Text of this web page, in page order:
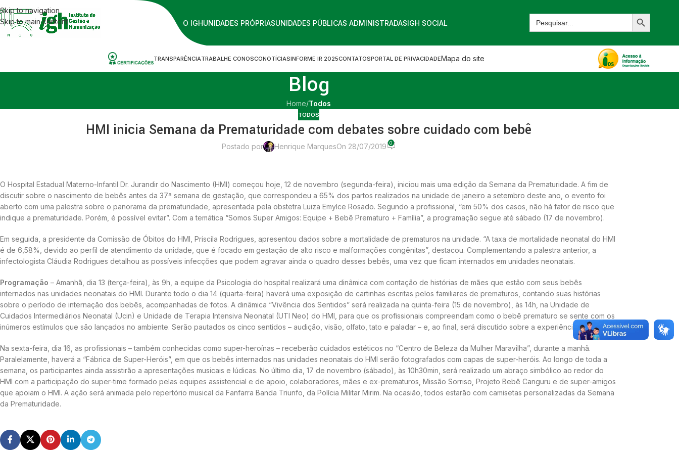
Skip to navigation
Skip to main content
O IGHUNIDADES PRÓPRIASUNIDADES PÚBLICAS ADMINISTRADASIGH SOCIAL
TRANSPARÊNCIATRABALHE CONOSCONOTÍCIASINFORME IR 2025CONTATOSPORTAL DE PRIVACIDADEMapa do site
Blog
Home/Todos
TODOS
HMI inicia Semana da Prematuridade com debates sobre cuidado com bebê
Postado por Henrique MarquesOn 28/07/2019 0
O Hospital Estadual Materno-Infantil Dr. Jurandir do Nascimento (HMI) começou hoje, 12 de novembro (segunda-feira), iniciou mais uma edição da Semana da Prematuridade. A fim de
discutir sobre o nascimento de bebês antes da 37ª semana de gestação, que correspondeu a 65% dos partos realizados na unidade de janeiro a setembro deste ano, o evento foi
aberto com uma palestra sobre o panorama da prematuridade, apresentada pela obstetra Luiza Emylce Rosado. Segundo a profissional, “em 50% dos casos, não há fator de risco que
indique a prematuridade. Porém, é possível evitar”. Com a temática “Somos Super Amigos: Equipe + Bebê Prematuro + Família”, a programação segue até sábado (17 de novembro).
Em seguida, a presidente da Comissão de Óbitos do HMI, Priscila Rodrigues, apresentou dados sobre a mortalidade de prematuros na unidade. “A taxa de mortalidade neonatal do HMI
é de 6,58%, devido ao perfil de atendimento da unidade, que é focado em gestação de alto risco e malformações congênitas”, destacou. Complementando a palestra anterior, a
infectologista Cláudia Rodrigues detalhou as possíveis infecções que podem agravar ainda o quadro desses bebês, uma vez que ficam internados em unidades neonatais.
Programação – Amanhã, dia 13 (terça-feira), às 9h, a equipe da Psicologia do hospital realizará uma dinâmica com contação de histórias de mães que estão com seus bebês
internados nas unidades neonatais do HMI. Durante todo o dia 14 (quarta-feira) haverá uma exposição de cartinhas escritas pelos familiares de prematuros, contando suas histórias
sobre o período de internação dos bebês, acompanhadas de fotos. A dinâmica “Vivência dos Sentidos” será realizada na quinta-feira (15 de novembro), às 14h, na Unidade de
Cuidados Intermediários Neonatal (Ucin) e Unidade de Terapia Intensiva Neonatal (UTI Neo) do HMI, para que os profissionais compreendam como o bebê prematuro se sente com os
inúmeros estímulos que são lançados no ambiente. Serão pautados os cinco sentidos – audição, visão, olfato, tato e paladar – e, ao final, será discutido sobre a experiência vivida.
Na sexta-feira, dia 16, as profissionais – também conhecidas como super-heroínas – receberão cuidados estéticos no “Centro de Beleza da Mulher Maravilha”, durante a manhã.
Paralelamente, haverá a “Fábrica de Super-Heróis”, em que os bebês internados nas unidades neonatais do HMI serão fotografados com capas de super-heróis. Ao longo de toda a
semana, os participantes ainda assistirão a apresentações musicais e lúdicas. No último dia, 17 de novembro (sábado), às 10h30min, será realizado um abraço simbólico ao redor do
HMI com a participação do super-time formado pelas equipes assistencial e de apoio, colaboradores, mães e ex-prematuros, Missão Sorriso, Projeto Bebê Canguru e de super-amigos
que apoiam o HMI. A ação será animada pelo repertório musical da Fanfarra Banda Triunfo, da Polícia Militar Mirim. Na ocasião, todos estarão com camisetas personalizadas da Semana
da Prematuridade.